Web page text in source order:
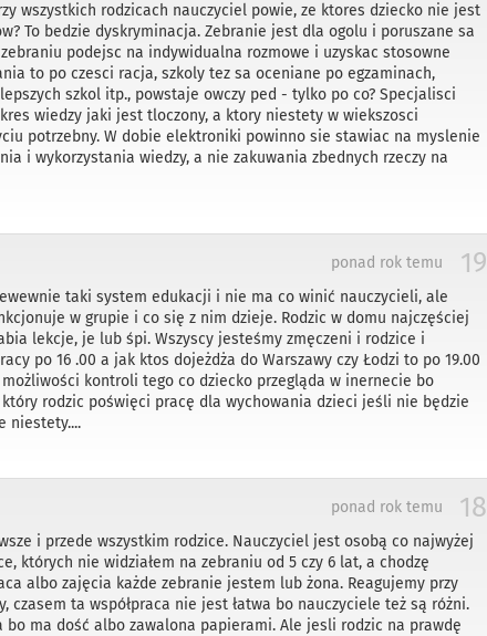
wszystkich rodzicach nauczyciel powie, ze ktores dziecko nie jest
To bedzie dyskryminacja. Zebranie jest dla ogolu i poruszane sa
podejsc na indywidualna rozmowe i uzyskac stosowne
to po czesci racja, szkoly tez sa oceniane po egzaminach,
szkol itp., powstaje owczy ped - tylko po co? Specjalisci
wiedzy jaki jest tloczony, a ktory niestety w wiekszosci
potrzebny. W dobie elektroniki powinno sie stawiac na myslenie
i wykorzystania wiedzy, a nie zakuwania zbednych rzeczy na
19
ponad rok temu
taki system edukacji i nie ma co winić nauczycieli, ale
w grupie i co się z nim dzieje. Rodzic w domu najczęściej
lekcje, je lub śpi. Wszyscy jesteśmy zmęczeni i rodzice i
po 16 .00 a jak ktos dojeżdża do Warszawy czy Łodzi to po 19.00
kontroli tego co dziecko przegląda w inernecie bo
rodzic poświęci pracę dla wychowania dzieci jeśli nie będzie
niestety....
18
ponad rok temu
i przede wszystkim rodzice. Nauczyciel jest osobą co najwyżej
których nie widziałem na zebraniu od 5 czy 6 lat, a chodzę
albo zajęcia każde zebranie jestem lub żona. Reagujemy przy
czasem ta współpraca nie jest łatwa bo nauczyciele też są różni.
bo ma dość albo zawalona papierami. Ale jesli rodzic na prawdę